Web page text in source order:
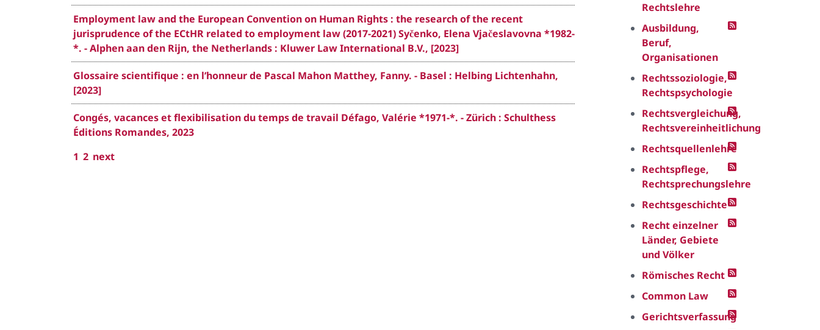
Employment law and the European Convention on Human Rights : the research of the recent
jurisprudence of the ECtHR related to employment law (2017-2021) Syčenko, Elena Vjačeslavovna *1982-
*. - Alphen aan den Rijn, the Netherlands : Kluwer Law International B.V., [2023]
Glossaire scientifique : en l’honneur de Pascal Mahon Matthey, Fanny. - Basel : Helbing Lichtenhahn,
[2023]
Congés, vacances et flexibilisation du temps de travail Défago, Valérie *1971-*. - Zürich : Schulthess
Éditions Romandes, 2023
1 2 next
Rechtslehre
Ausbildung,
Beruf,
Organisationen
Rechtssoziologie,
Rechtspsychologie
Rechtsvergleichung,
Rechtsvereinheitlichung
Rechtsquellenlehre
Rechtspflege,
Rechtsprechungslehre
Rechtsgeschichte
Recht einzelner
Länder, Gebiete
und Völker
Römisches Recht
Common Law
Gerichtsverfassung